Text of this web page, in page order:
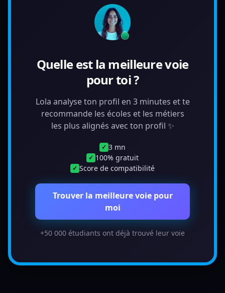
Quelle est la meilleure voie
pour toi ?
Lola analyse ton profil en 3 minutes et te
recommande les écoles et les métiers
les plus alignés avec ton profil ✨
✓ 3 mn
✓ 100% gratuit
✓ Score de compatibilité
Trouver la meilleure voie pour
moi
+50 000 étudiants ont déjà trouvé leur voie